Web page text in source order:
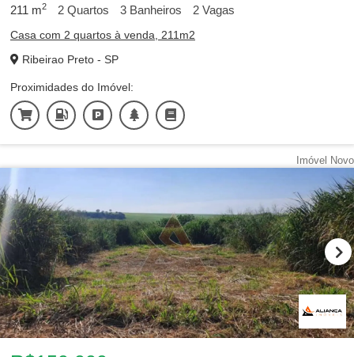
211 m2 2 Quartos 3 Banheiros 2 Vagas
Casa com 2 quartos à venda, 211m2
Ribeirao Preto - SP
Proximidades do Imóvel:
Imóvel Novo